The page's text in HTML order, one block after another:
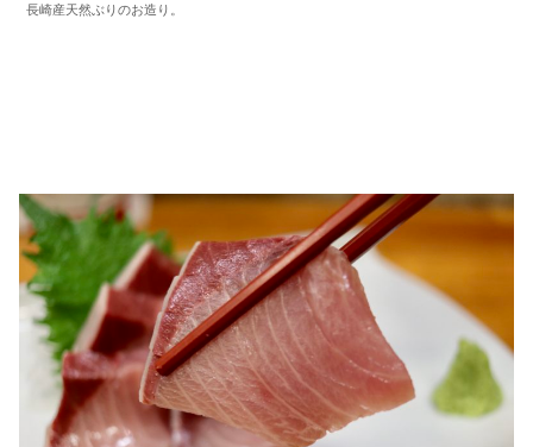
長崎産天然ぶりのお造り。